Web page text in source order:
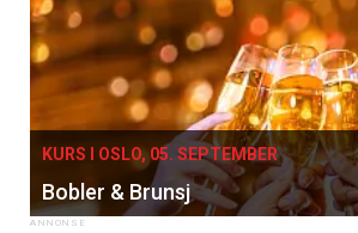
KURS I OSLO, 05. SEPTEMBER
Bobler & Brunsj